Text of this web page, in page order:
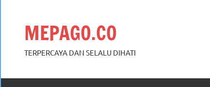
MEPAGO.CO
TERPERCAYA DAN SELALU DIHATI